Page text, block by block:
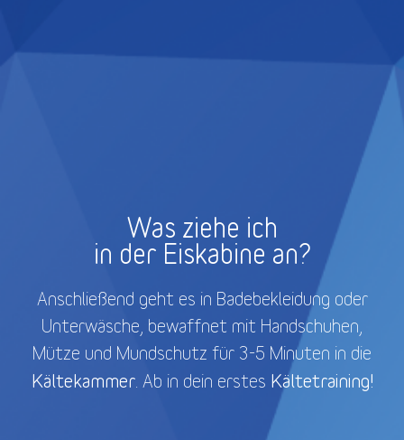
Was ziehe ich
in der Eiskabine an?
Anschließend geht es in Badebekleidung oder
Unterwäsche, bewaffnet mit Handschuhen,
Mütze und Mundschutz für 3-5 Minuten in die
Kältekammer. Ab in dein erstes Kältetraining!